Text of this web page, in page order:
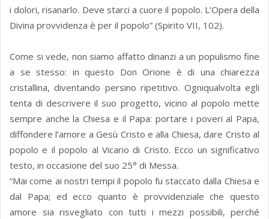
i dolori, risanarlo. Deve starci a cuore il popolo. L’Opera della
Divina provvidenza è per il popolo” (Spirito VII, 102).
Come si vede, non siamo affatto dinanzi a un populismo fine
a se stesso: in questo Don Orione è di una chiarezza
cristallina, diventando persino ripetitivo. Ogniqualvolta egli
tenta di descrivere il suo progetto, vicino al popolo mette
sempre anche la Chiesa e il Papa: portare i poveri al Papa,
diffondere l’amore a Gesù Cristo e alla Chiesa, dare Cristo al
popolo e il popolo al Vicario di Cristo. Ecco un significativo
testo, in occasione del suo 25° di Messa.
“Mai come ai nostri tempi il popolo fu staccato dalla Chiesa e
dal Papa; ed ecco quanto è provvidenziale che questo
amore sia risvegliato con tutti i mezzi possibili, perché